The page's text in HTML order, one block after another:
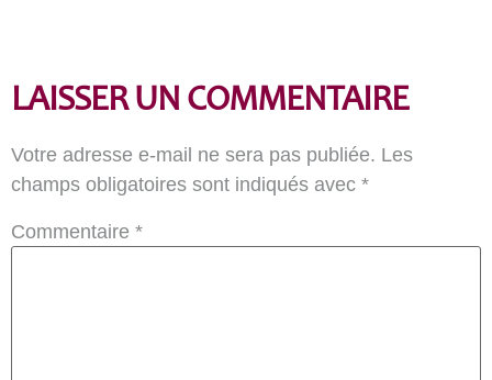
LAISSER UN COMMENTAIRE
Votre adresse e-mail ne sera pas publiée. Les
champs obligatoires sont indiqués avec *
Commentaire *